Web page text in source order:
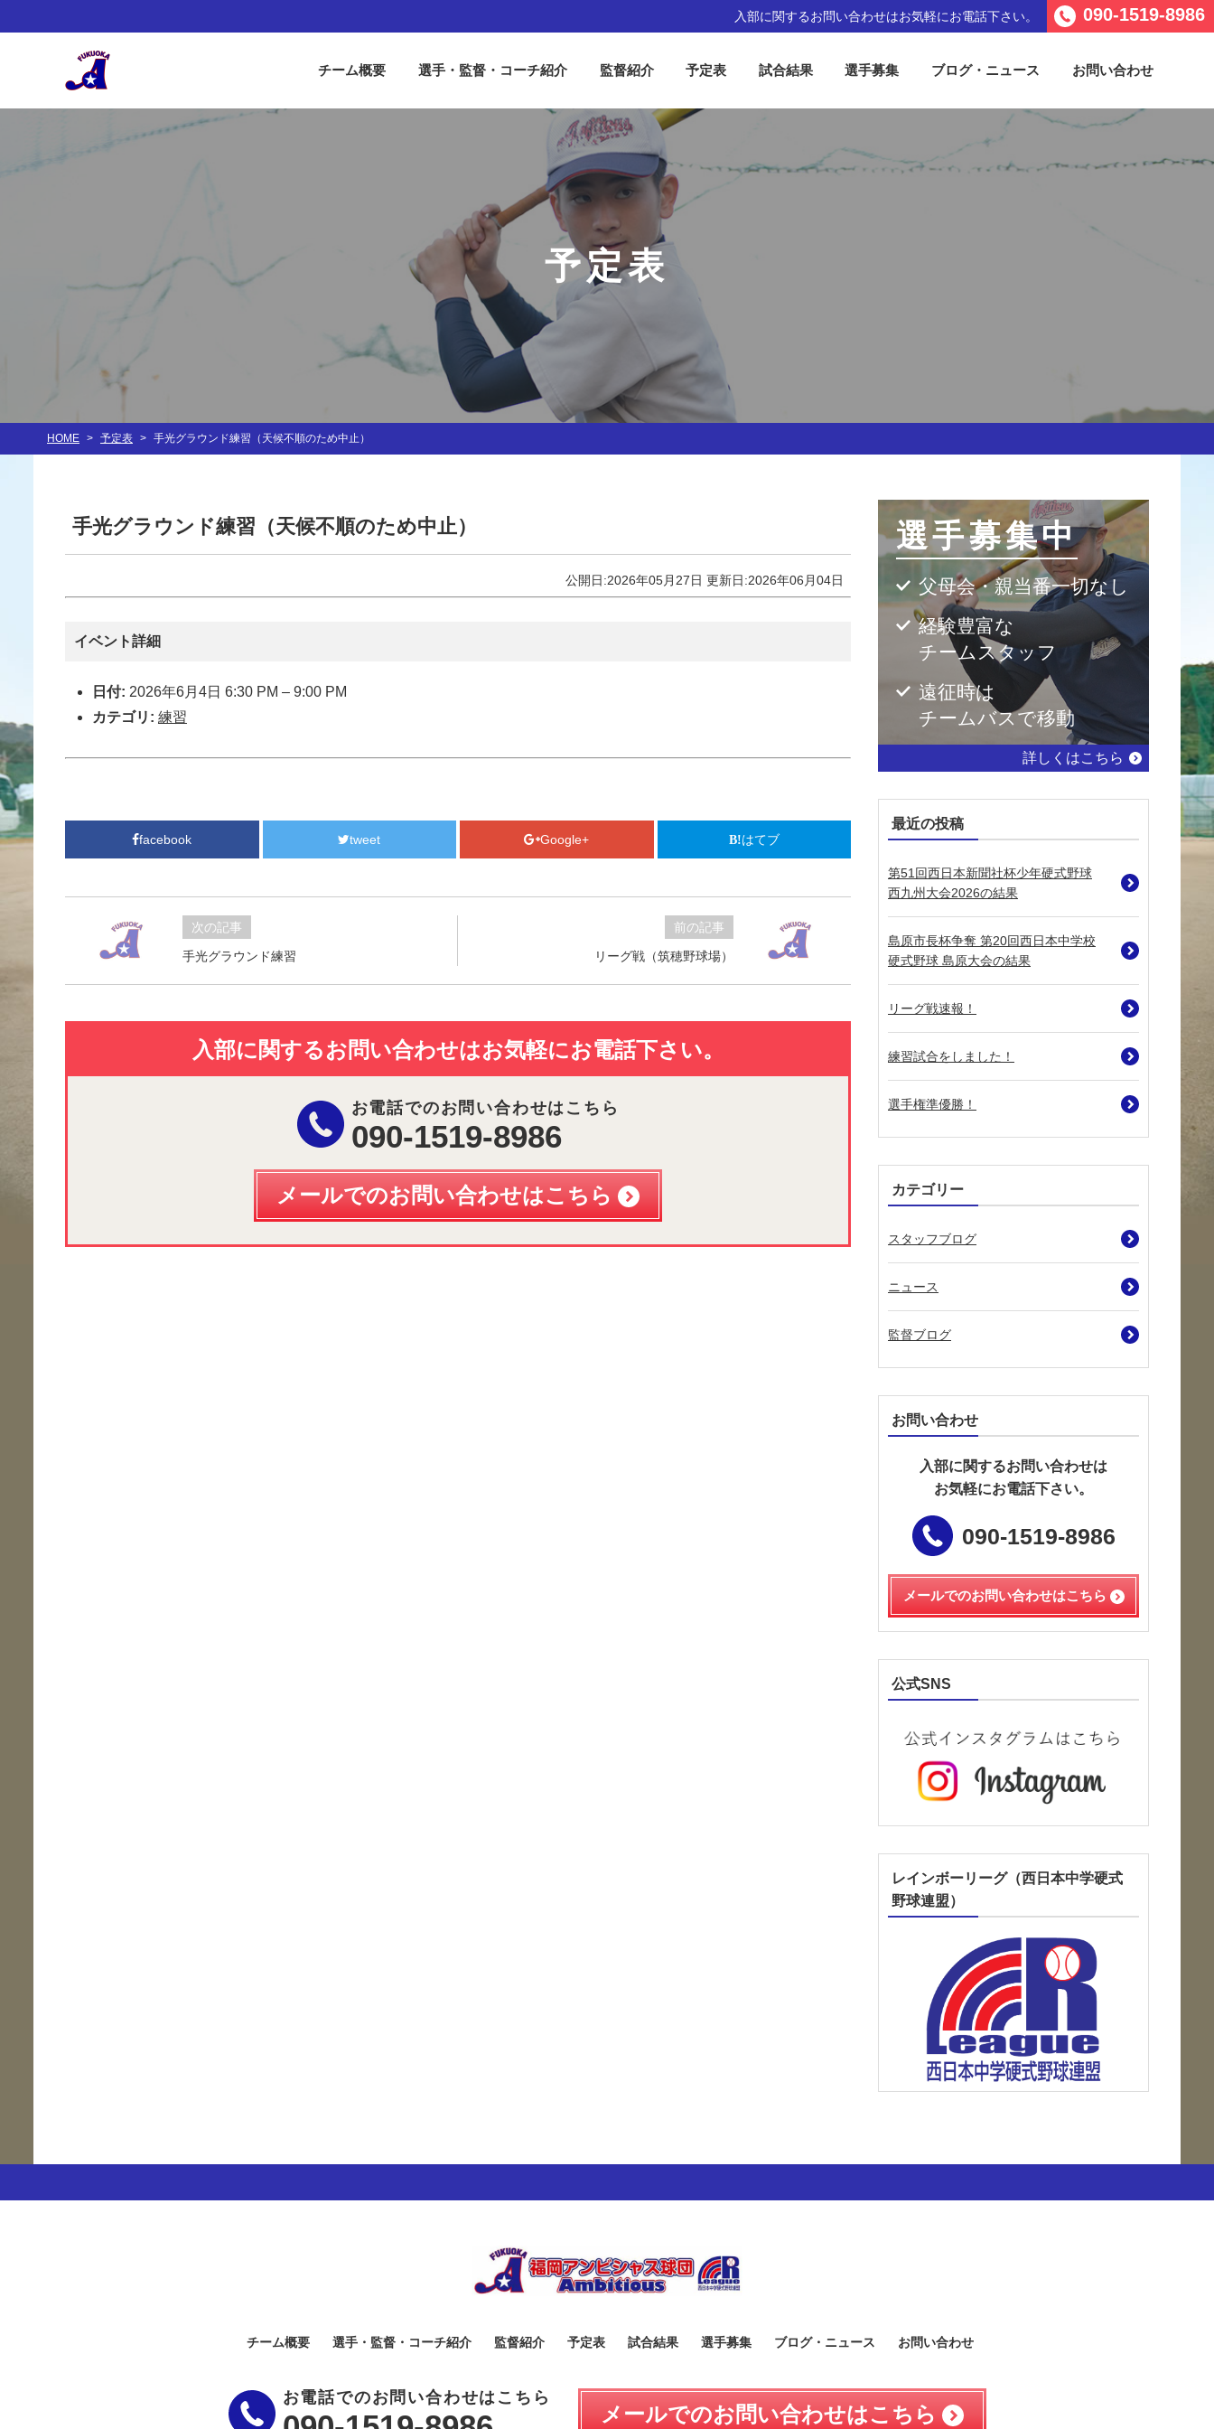
入部に関するお問い合わせはお気軽にお電話下さい。 090-1519-8986
チーム概要 選手・監督・コーチ紹介 監督紹介 予定表 試合結果 選手募集 ブログ・ニュース お問い合わせ
予定表
HOME > 予定表 > 手光グラウンド練習（天候不順のため中止）
手光グラウンド練習（天候不順のため中止）
公開日:2026年05月27日 更新日:2026年06月04日
イベント詳細
日付: 2026年6月4日 6:30 PM – 9:00 PM
カテゴリ: 練習
facebook tweet Google+ はてブ
次の記事
手光グラウンド練習
前の記事
リーグ戦（筑穂野球場）
入部に関するお問い合わせはお気軽にお電話下さい。
お電話でのお問い合わせはこちら
090-1519-8986
メールでのお問い合わせはこちら
選手募集中
父母会・親当番一切なし
経験豊富な
チームスタッフ
遠征時は
チームバスで移動
詳しくはこちら
最近の投稿
第51回西日本新聞社杯少年硬式野球
西九州大会2026の結果
島原市長杯争奪 第20回西日本中学校
硬式野球 島原大会の結果
リーグ戦速報！
練習試合をしました！
選手権準優勝！
カテゴリー
スタッフブログ
ニュース
監督ブログ
お問い合わせ
入部に関するお問い合わせは
お気軽にお電話下さい。
090-1519-8986
メールでのお問い合わせはこちら
公式SNS
レインボーリーグ（西日本中学硬式
野球連盟）
チーム概要 選手・監督・コーチ紹介 監督紹介 予定表 試合結果 選手募集 ブログ・ニュース お問い合わせ
お電話でのお問い合わせはこちら
メールでのお問い合わせはこちら